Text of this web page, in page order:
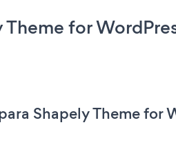
Theme for
Shapely Theme for